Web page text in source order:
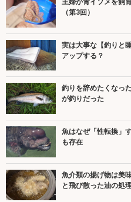
主婦が青イソメを飼
（第3回）
実は大事な【釣りと
アップする？
釣りを辞めたくなっ
が釣りだった
魚はなぜ「性転換」
も存在
魚介類の揚げ物は美
と飛び散った油の処